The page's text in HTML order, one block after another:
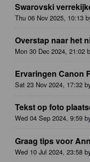
Swarovski
Thu 06 Nov 2025, 10:13
Overstap naar het
Mon 30 Dec 2024, 21:02
Ervaringen Canon
Sat 23 Nov 2024, 17:32
Tekst op foto
Wed 04 Sep 2024, 9:59
Graag tips voor
Wed 10 Jul 2024, 23:58